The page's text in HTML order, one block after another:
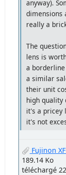
anyway).
dimensions
really a
The
lens is
a
a similar
their unit
high quality
it's a pricey
it's not
Fujinon
189.14 Ko
téléchargé